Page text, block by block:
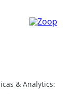
& Analytics: